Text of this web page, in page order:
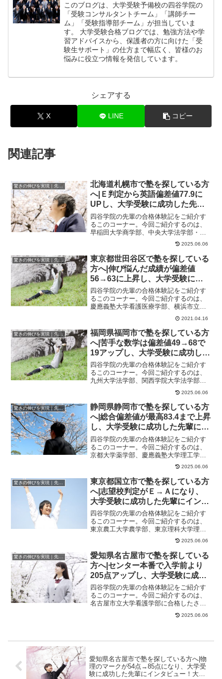
このブログは、大学受験予備校の四谷学院の
「受験コンサルタントチーム」「講師チー
ム」「受験指導部チーム」が担当していま
す。 大学受験合格ブログでは、勉強方法や学
習アドバイスから、保護者の方に向けた「受
験生サポート」の仕方まで幅広く、皆様のお
悩みに役立つ情報を発信しています。
シェアする
X LINE コピー
関連記事
驚きの伸びを実現｜先輩列伝
北海道札幌市で塾を探している方
へ|Ｅ判定から英語偏差値77.9に
UPし、大学受験に成功した先輩
にインタビュー！大学受験予備校
四谷学院
四谷学院の先輩の合格体験記をご紹介す
るこのコーナー。今回ご紹介するのは、
早稲田大学商学部、中央大学法学部・経
済学部、青山学院大学経営学部、明治大
2025.06.06
驚きの伸びを実現｜先輩列伝
東京都世田谷区で塾を探している
方へ|伸び悩んだ成績が偏差値
56→63に上昇し、大学受験に成
功した先輩にインタビュー！大学
受験予備校四谷学院
四谷学院の先輩の合格体験記をご紹介す
るこのコーナー。今回ご紹介するのは、
慶應義塾大学看護医療学部、横浜市立大
学医学部看護学科に合格したさんのスト
2021.04.16
驚きの伸びを実現｜先輩列伝
福岡県福岡市で塾を探している方
へ|苦手な数学は偏差値49→68で
19アップし、大学受験に成功した
先輩にインタビュー！大学受験予
備校四谷学院
四谷学院の先輩の合格体験記をご紹介す
るこのコーナー。今回ご紹介するのは、
九州大学法学部、関西学院大学法学部に
合格したさんのストーリーです。きっか
2025.06.06
驚きの伸びを実現｜先輩列伝
静岡県静岡市で塾を探している方
へ|総合偏差値が最高83.4まで上昇
し、大学受験に成功した先輩にイ
ンタビュー！大学受験予備校四谷
学院
四谷学院の先輩の合格体験記をご紹介す
るこのコーナー。今回ご紹介するのは、
京都大学薬学部、慶應義塾大学理工学部
に合格したくんのストーリーです。本当
2025.06.06
東京都国立市で塾を探している方
へ|志望校判定がＥ→Ａになり、
大学受験に成功した先輩にインタ
ビュー！大学受験予備校四谷学院
四谷学院の先輩の合格体験記をご紹介す
るこのコーナー。今回ご紹介するのは、
東京農工大学農学部、東京理科大学理工
学部、明治大学農学部、法政大学生命科
2025.06.06
驚きの伸びを実現｜先輩列伝
愛知県名古屋市で塾を探している
方へ|センター本番で入学前より
205点アップし、大学受験に成功
した先輩にインタビュー！大学受
験予備校四谷学院
四谷学院の先輩の合格体験記をご紹介す
るこのコーナー。今回ご紹介するのは、
名古屋市立大学看護学部に合格したさん
のストーリーです。ダブル受講で総合得
2025.06.06
愛知県名古屋市で塾を探している方へ|物
理のマークが54点→85点になり、大学受
験に成功した先輩にインタビュー！大学